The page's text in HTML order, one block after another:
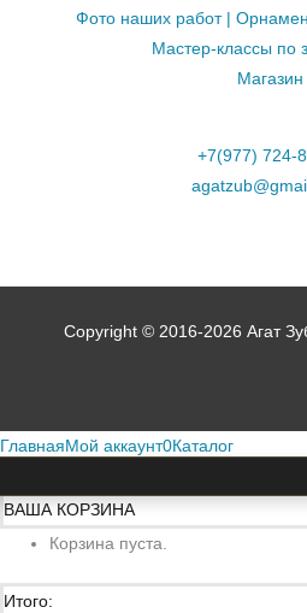
Фото наших работ |
Мастер-классы по
Магазин
+7(977) 724-
Copyright © 2016-2026 Агат
ГлавнаяМой аккаунт0Каталог
ВАША КОРЗИНА
Корзина пуста.
Итого: